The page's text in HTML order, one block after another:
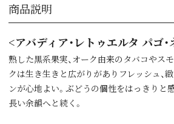
商品説明
<アバディア・レトゥエルタ パゴ
熟した黒系果実、オーク由来のタバコやス
クは生き生きと広がりがありフレッシュ、
ンが心地よい。ぶどうの個性をはっきりと
長い余韻へと続く。